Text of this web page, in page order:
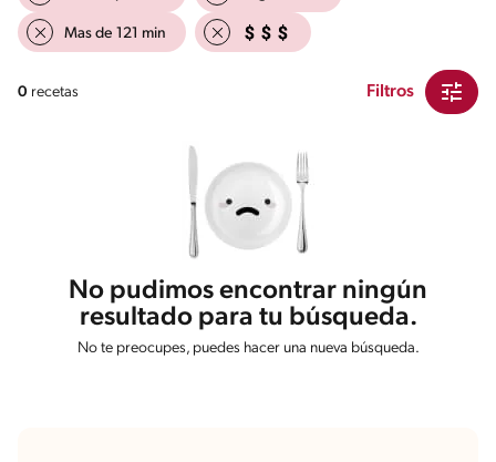
Mas de 121 min
0 recetas Filtros
No pudimos encontrar ningún
resultado para tu búsqueda.
No te preocupes, puedes hacer una nueva búsqueda.